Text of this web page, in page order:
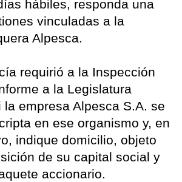
hábiles, responda una
vinculadas a la
Alpesca.
requirió a la Inspección
a la Legislatura
empresa Alpesca S.A. se
en ese organismo y, en
indique domicilio, objeto
de su capital social y
accionario.